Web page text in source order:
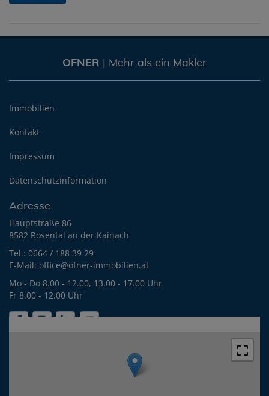
OFNER | Mehr als ein Makler
Immobilien
Kontakt
Impressum
Datenschutzinformation
Adresse
Hauptstraße 86
8582 Rosental an der Kainach
Tel.: 0664 / 188 39 29
E-Mail: office@ofner-immobilien.at
Mo - Do 8.00 - 12.00, 13.00 - 17.00 Uhr
Fr 8.00 - 12.00 Uhr